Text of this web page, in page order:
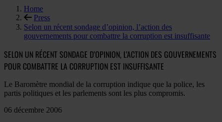
Home
Press
Selon un récent sondage d’opinion, l’action des
gouvernements pour combattre la corruption est insuffisante
SELON UN RÉCENT SONDAGE D’OPINION, L’ACTION DES GOUVERNEMENTS
POUR COMBATTRE LA CORRUPTION EST INSUFFISANTE
Le Baromètre mondial de la corruption indique que la police, les
partis politiques et les parlements sont les plus compromis.
06 décembre 2006